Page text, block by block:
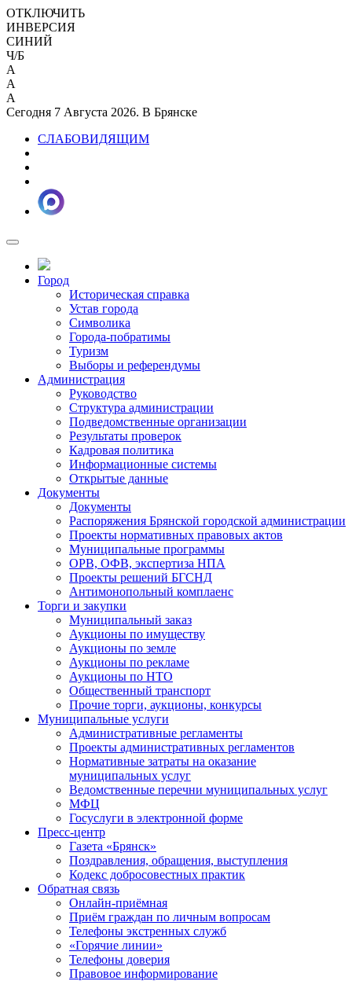
ОТКЛЮЧИТЬ
ИНВЕРСИЯ
СИНИЙ
Ч/Б
A
A
A
Сегодня 7 Августа 2026. В Брянске
СЛАБОВИДЯЩИМ
Город
Историческая справка
Устав города
Символика
Города-побратимы
Туризм
Выборы и референдумы
Администрация
Руководство
Структура администрации
Подведомственные организации
Результаты проверок
Кадровая политика
Информационные системы
Открытые данные
Документы
Документы
Распоряжения Брянской городской администрации
Проекты нормативных правовых актов
Муниципальные программы
ОРВ, ОФВ, экспертиза НПА
Проекты решений БГСНД
Антимонопольный комплаенс
Торги и закупки
Муниципальный заказ
Аукционы по имуществу
Аукционы по земле
Аукционы по рекламе
Аукционы по НТО
Общественный транспорт
Прочие торги, аукционы, конкурсы
Муниципальные услуги
Административные регламенты
Проекты административных регламентов
Нормативные затраты на оказание
муниципальных услуг
Ведомственные перечни муниципальных услуг
МФЦ
Госуслуги в электронной форме
Пресс-центр
Газета «Брянск»
Поздравления, обращения, выступления
Кодекс добросовестных практик
Обратная связь
Онлайн-приёмная
Приём граждан по личным вопросам
Телефоны экстренных служб
«Горячие линии»
Телефоны доверия
Правовое информирование